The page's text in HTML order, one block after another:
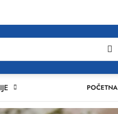
POČETNA
– roze